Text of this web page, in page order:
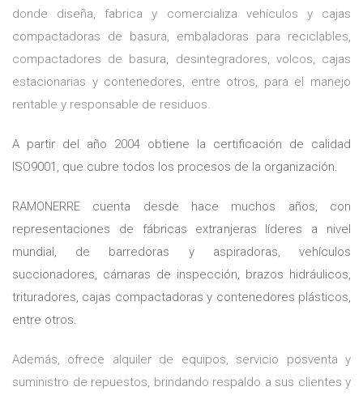
donde diseña, fabrica y comercializa vehículos y cajas
compactadoras de basura, embaladoras para reciclables,
compactadores de basura, desintegradores, volcos, cajas
estacionarias y contenedores, entre otros, para el manejo
rentable y responsable de residuos.
A partir del año 2004 obtiene la certificación de calidad
ISO9001, que cubre todos los procesos de la organización.
RAMONERRE cuenta desde hace muchos años, con
representaciones de fábricas extranjeras líderes a nivel
mundial, de barredoras y aspiradoras, vehículos
succionadores, cámaras de inspección, brazos hidráulicos,
trituradores, cajas compactadoras y contenedores plásticos,
entre otros.
Además, ofrece alquiler de equipos, servicio posventa y
suministro de repuestos, brindando respaldo a sus clientes y